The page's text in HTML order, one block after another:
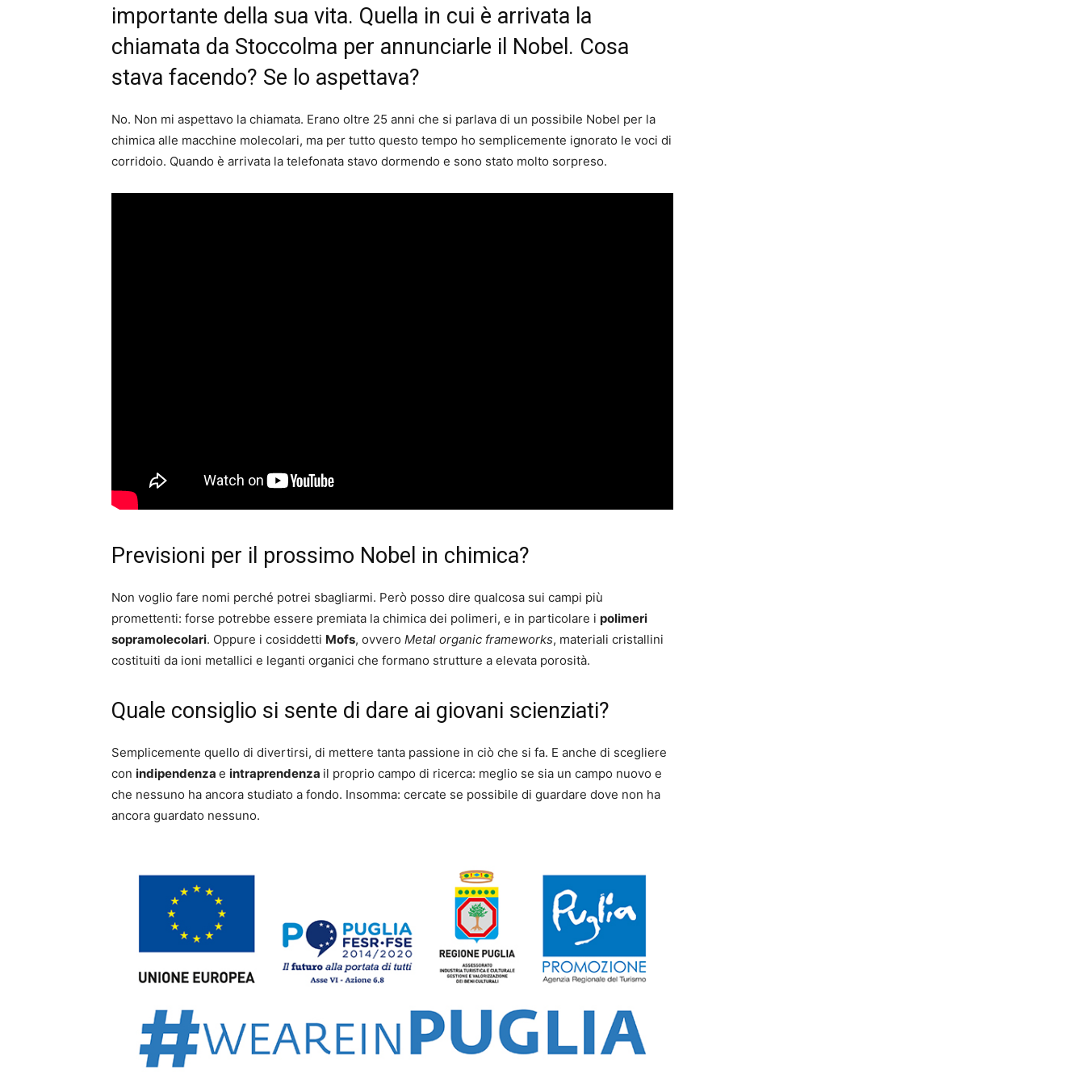
importante della sua vita. Quella in cui è arrivata la
chiamata da Stoccolma per annunciarle il Nobel. Cosa
stava facendo? Se lo aspettava?
No. Non mi aspettavo la chiamata. Erano oltre 25 anni che si parlava di un possibile Nobel per la
chimica alle macchine molecolari, ma per tutto questo tempo ho semplicemente ignorato le voci di
corridoio. Quando è arrivata la telefonata stavo dormendo e sono stato molto sorpreso.
Previsioni per il prossimo Nobel in chimica?
Non voglio fare nomi perché potrei sbagliarmi. Però posso dire qualcosa sui campi più
promettenti: forse potrebbe essere premiata la chimica dei polimeri, e in particolare i polimeri
sopramolecolari. Oppure i cosiddetti Mofs, ovvero Metal organic frameworks, materiali cristallini
costituiti da ioni metallici e leganti organici che formano strutture a elevata porosità.
Quale consiglio si sente di dare ai giovani scienziati?
Semplicemente quello di divertirsi, di mettere tanta passione in ciò che si fa. E anche di scegliere
con indipendenza e intraprendenza il proprio campo di ricerca: meglio se sia un campo nuovo e
che nessuno ha ancora studiato a fondo. Insomma: cercate se possibile di guardare dove non ha
ancora guardato nessuno.